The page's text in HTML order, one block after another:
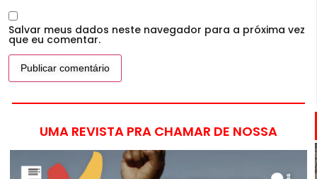
Salvar meus dados neste navegador para a próxima vez
que eu comentar.
UMA REVISTA PRA CHAMAR DE NOSSA